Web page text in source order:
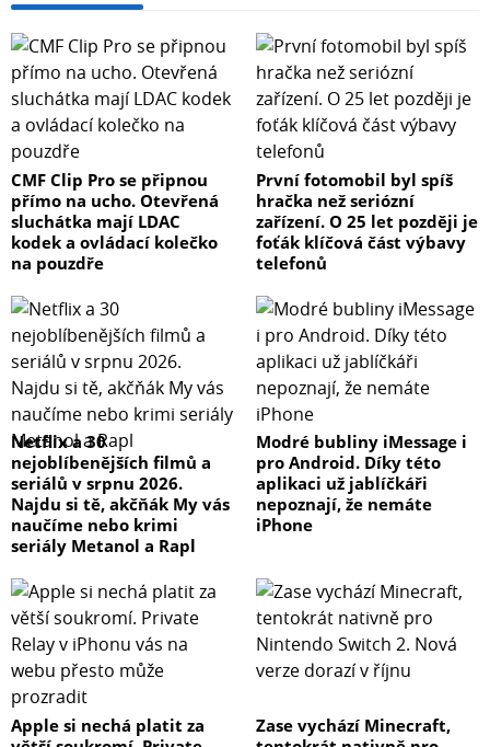
CMF Clip Pro se připnou
přímo na ucho. Otevřená
sluchátka mají LDAC
kodek a ovládací kolečko
na pouzdře
První fotomobil byl spíš
hračka než seriózní
zařízení. O 25 let později je
foťák klíčová část výbavy
telefonů
Netflix a 30
nejoblíbenějších filmů a
seriálů v srpnu 2026.
Najdu si tě, akčňák My vás
naučíme nebo krimi
seriály Metanol a Rapl
Modré bubliny iMessage i
pro Android. Díky této
aplikaci už jablíčkáři
nepoznají, že nemáte
iPhone
Apple si nechá platit za
Zase vychází Minecraft,